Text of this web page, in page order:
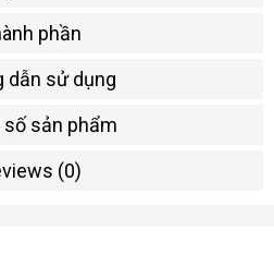
phần
dẫn sử dụng
số sản phẩm
(0)